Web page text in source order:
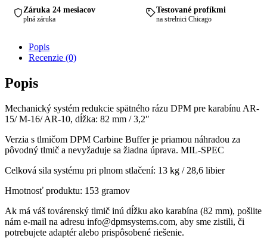
Ammo
.308/7.62
Záruka 24 mesiacov
plná záruka
Testované profíkmi
na strelnici Chicago
Popis
Recenzie (0)
Popis
Mechanický systém redukcie spätného rázu DPM pre karabínu AR-
15/ M-16/ AR-10, dĺžka: 82 mm / 3,2″
Verzia s tlmičom DPM Carbine Buffer je priamou náhradou za
pôvodný tlmič a nevyžaduje sa žiadna úprava. MIL-SPEC
Celková sila systému pri plnom stlačení: 13 kg / 28,6 libier
Hmotnosť produktu: 153 gramov
Ak má váš továrenský tlmič inú dĺžku ako karabína (82 mm), pošlite
nám e-mail na adresu info@dpmsystems.com, aby sme zistili, či
potrebujete adaptér alebo prispôsobené riešenie.